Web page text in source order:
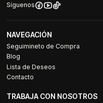
Síguenos
NAVEGACIÓN
Seguimineto de Compra
Blog
Lista de Deseos
Contacto
TRABAJA CON NOSOTROS